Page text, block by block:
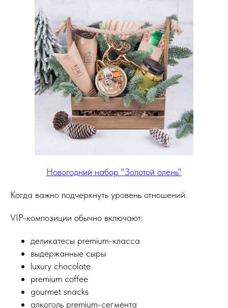
Новогодний набор "Золотой олень"
Когда важно подчеркнуть уровень отношений.
VIP-композиции обычно включают:
деликатесы premium-класса
выдержанные сыры
luxury chocolate
premium coffee
gourmet snacks
алкоголь premium-сегмента